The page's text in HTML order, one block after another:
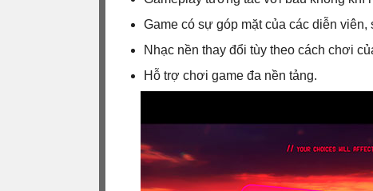
Game có sự góp mặt của các diễn
Nhạc nền thay đổi tùy theo cách chơi
Hỗ trợ chơi game đa nền tảng.